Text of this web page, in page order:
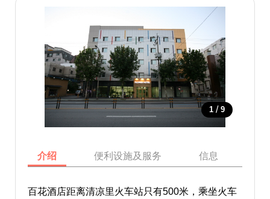
1 / 9
介绍 便利设施及服务 信息
百花酒店距离清凉里火车站只有500米，乘坐火车